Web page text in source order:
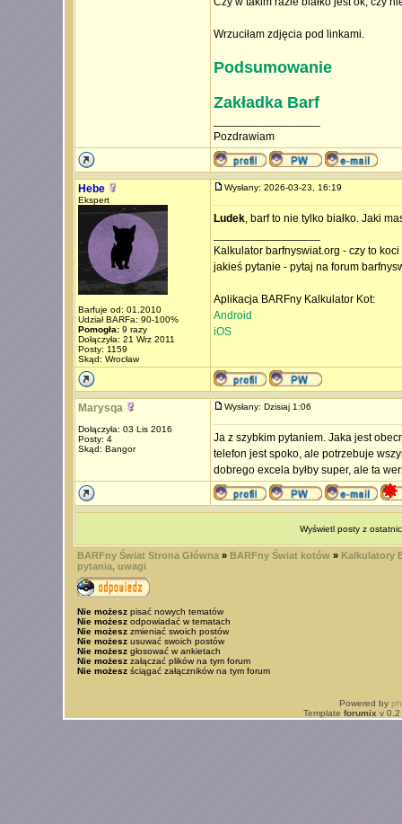
Wrzuciłam zdjęcia pod linkami.
Podsumowanie
Zakładka Barf
Pozdrawiam
Hebe
Ekspert
Barfuje od: 01.2010
Udział BARFa: 90-100%
Pomogła:9 razy
Dołączyła: 21 Wrz 2011
Posty: 1159
Skąd: Wrocław
Wysłany: 2026-03-23, 16:19
Ludek, barf to nie tylko białko. Jaki
Kalkulator barfnyswiat.org - czy to
jakieś pytanie - pytaj na forum
Aplikacja BARFny Kalkulator Kot:
Android
iOS
Marysqa
Dołączyła: 03 Lis 2016
Posty: 4
Skąd: Bangor
Wysłany: Dzisiaj 1:06
Ja z szybkim pytaniem. Jaka jest
telefon jest spoko, ale potrzebuje
dobrego excela byłby super, ale ta
Wyświetl posty z
BARFny Świat Strona Główna» BARFny Świat kotów» Kalkulatory
pytania, uwagi
Nie możeszpisać nowych tematów
Nie możeszodpowiadać w tematach
Nie możeszzmieniać swoich postów
Nie możeszusuwać swoich postów
Nie możeszgłosować w ankietach
Nie możeszzałączać plików na tym forum
Nie możeszściągać załączników na tym forum
Powered by
Template forumix v 0.2